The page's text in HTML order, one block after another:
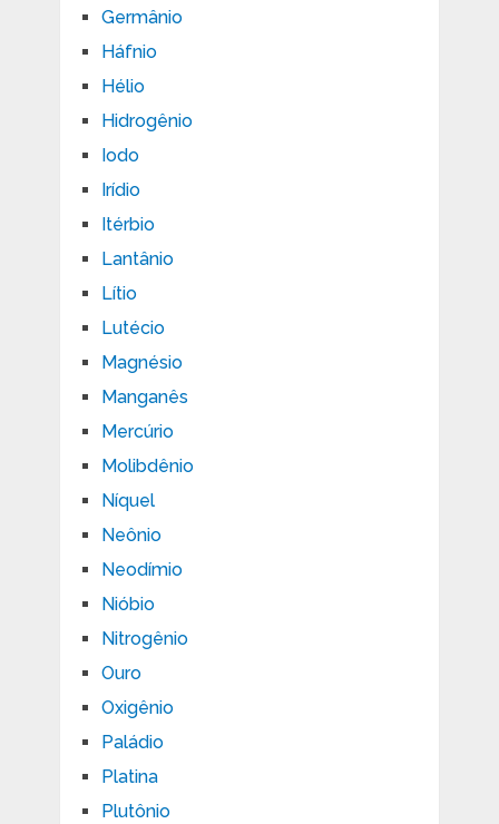
Germânio
Háfnio
Hélio
Hidrogênio
Iodo
Irídio
Itérbio
Lantânio
Lítio
Lutécio
Magnésio
Manganês
Mercúrio
Molibdênio
Níquel
Neônio
Neodímio
Nióbio
Nitrogênio
Ouro
Oxigênio
Paládio
Platina
Plutônio